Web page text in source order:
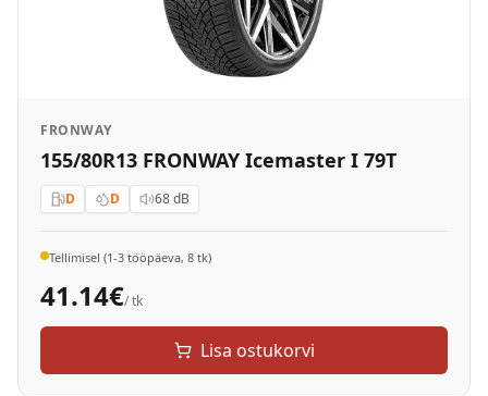
FRONWAY
155/80R13 FRONWAY Icemaster I 79T
D D 68dB
Tellimisel (1-3 tööpäeva, 8 tk)
41.14€/ tk
Lisa ostukorvi